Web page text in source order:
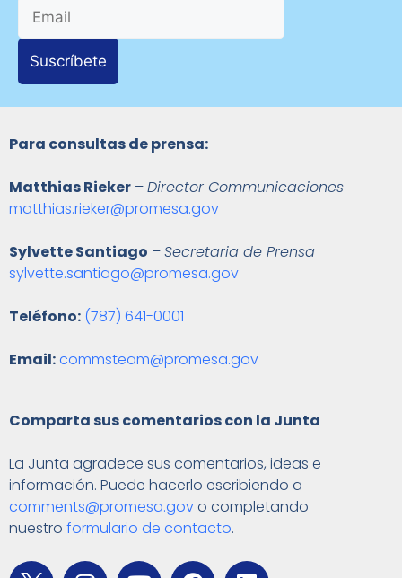
Suscríbete
Para consultas de prensa:
Matthias Rieker –Director Communicaciones
matthias.rieker@promesa.gov
Sylvette Santiago –Secretaria de Prensa
sylvette.santiago@promesa.gov
Teléfono: (787) 641-0001
Email:commsteam@promesa.gov
Comparta sus comentarios con la Junta
La Junta agradece sus comentarios, ideas e
información. Puede hacerlo escribiendo a
comments@promesa.govo completando
nuestro formulario de contacto.